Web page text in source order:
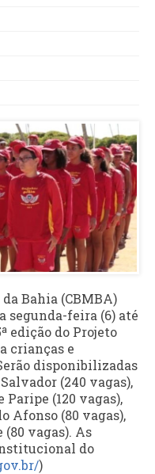
Bahia (CBMBA)
segunda-feira (6) até
edição do Projeto
crianças e
disponibilizadas
(240 vagas),
Paripe (120 vagas),
Afonso (80 vagas),
vagas). As
do
)